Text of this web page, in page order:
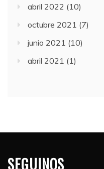
abril 2022 (10)
octubre 2021 (7)
junio 2021 (10)
abril 2021 (1)
SEGUINOS